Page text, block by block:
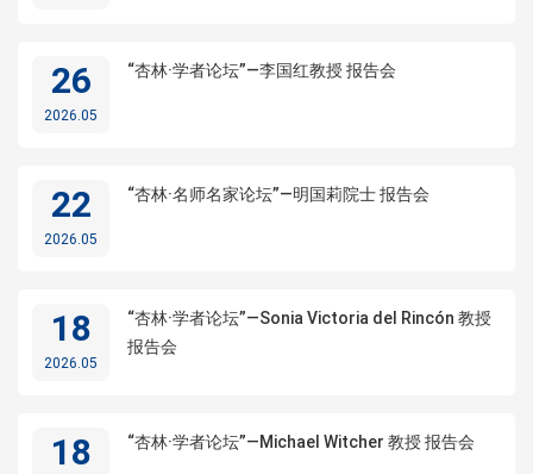
26
2026.05
“杏林·学者论坛”—李国红教授 报告会
22
2026.05
“杏林·名师名家论坛”—明国莉院士 报告会
18
2026.05
“杏林·学者论坛”—Sonia Victoria del Rincón 教授
报告会
18 “杏林·学者论坛”—Michael Witcher 教授 报告会